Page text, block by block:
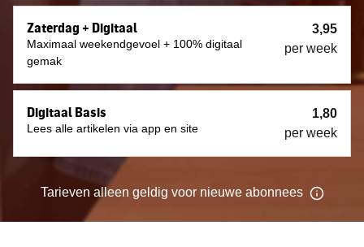
Zaterdag + Digitaal
Maximaal weekendgevoel + 100% digitaal
gemak
3,95
per week
Digitaal Basis
Lees alle artikelen via app en site
1,80
per week
Tarieven alleen geldig voor nieuwe abonnees